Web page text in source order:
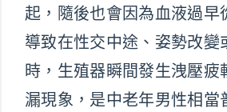
起，隨後也會因為血液過早
導致在性交中途、姿勢改變
時，生殖器瞬間發生洩壓疲
漏現象，是中老年男性相當